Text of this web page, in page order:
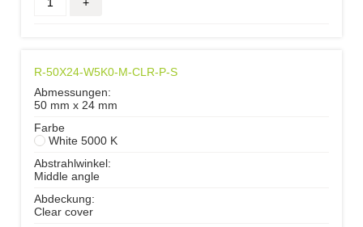
R-50X24-W5K0-M-CLR-P-S
Abmessungen:
50 mm x 24 mm
Farbe
White 5000 K
Abstrahlwinkel:
Middle angle
Abdeckung:
Clear cover